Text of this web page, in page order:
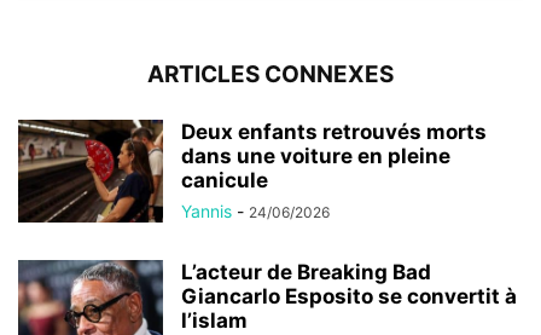
ARTICLES CONNEXES
Deux enfants retrouvés morts
dans une voiture en pleine
canicule
Yannis - 24/06/2026
L’acteur de Breaking Bad
Giancarlo Esposito se convertit à
l’islam